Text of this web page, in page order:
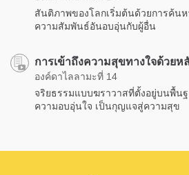
สันติภาพของโลกเริ่มต้นด้วยการค้น
ความสัมพันธ์อันอบอุ่นกับผู้อื่น
การเข้าถึงความสุขทางใจด้วยห
องค์ดาไลลามะที่ 14
จริยธรรมแบบฆราวาสที่ตั้งอยู่บนพื้น
ความอบอุ่นใจ เป็นกุญแจสู่ความสุข